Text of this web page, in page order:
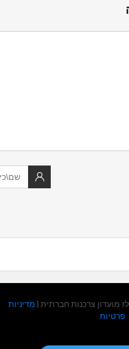
מועדון צרכנות חברתית | מדיניות
פרטיות